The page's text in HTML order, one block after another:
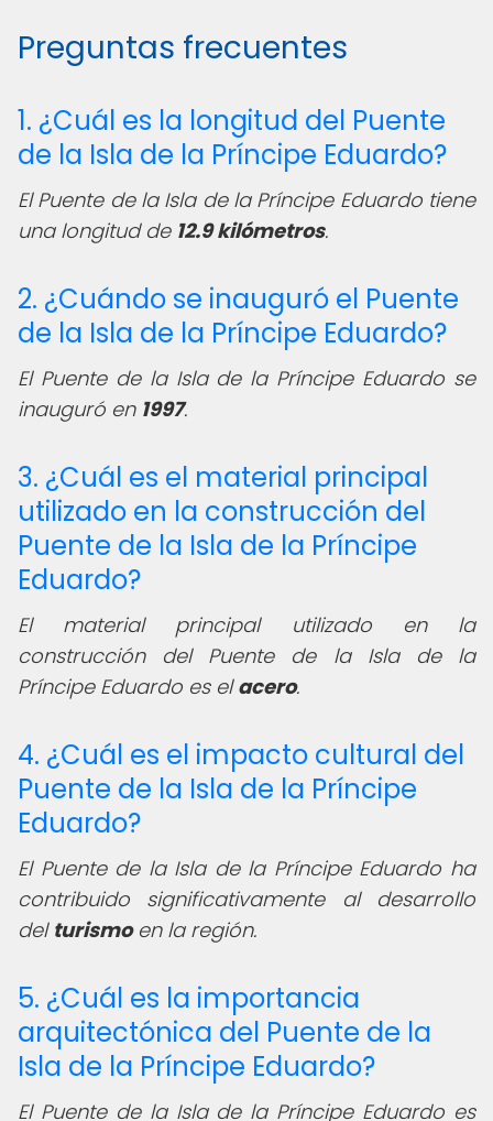
Preguntas frecuentes
1. ¿Cuál es la longitud del Puente
de la Isla de la Príncipe Eduardo?
El Puente de la Isla de la Príncipe Eduardo tiene
una longitud de 12.9 kilómetros.
2. ¿Cuándo se inauguró el Puente
de la Isla de la Príncipe Eduardo?
El Puente de la Isla de la Príncipe Eduardo se
inauguró en 1997.
3. ¿Cuál es el material principal
utilizado en la construcción del
Puente de la Isla de la Príncipe
Eduardo?
El material principal utilizado en la
construcción del Puente de la Isla de la
Príncipe Eduardo es elacero.
4. ¿Cuál es el impacto cultural del
Puente de la Isla de la Príncipe
Eduardo?
El Puente de la Isla de la Príncipe Eduardo ha
contribuido significativamente al desarrollo
del turismoen la región.
5. ¿Cuál es la importancia
arquitectónica del Puente de la
Isla de la Príncipe Eduardo?
El Puente de la Isla de la Príncipe Eduardo es